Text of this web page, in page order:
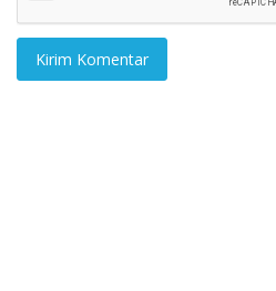
Kirim Komentar